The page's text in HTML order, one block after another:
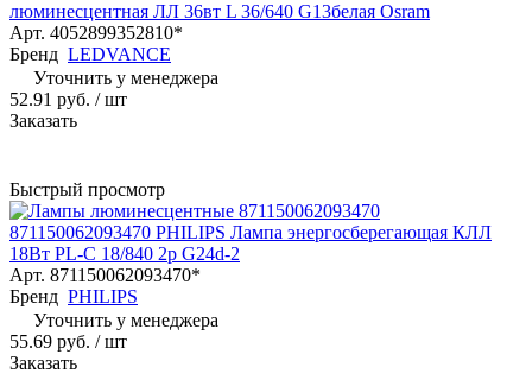
люминесцентная ЛЛ 36вт L 36/640 G13белая Osram
Арт. 4052899352810*
Бренд LEDVANCE
Уточнить у менеджера
52.91 руб. / шт
Заказать
Быстрый просмотр
871150062093470 PHILIPS Лампа энергосберегающая КЛЛ
18Вт PL-C 18/840 2p G24d-2
Арт. 871150062093470*
Бренд PHILIPS
Уточнить у менеджера
55.69 руб. / шт
Заказать